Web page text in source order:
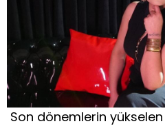
Son dönemlerin yükselen